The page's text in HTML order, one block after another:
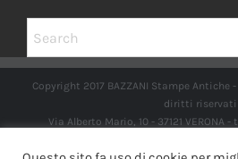
Copyright 2017 BAZZANI Stampe
diritti riservati
Via Alberto Mario, 10 - 37121 VERONA